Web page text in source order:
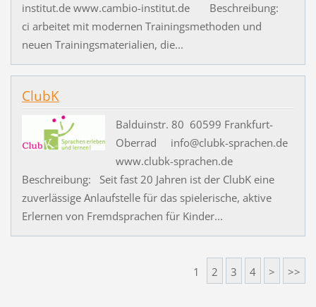
institut.de www.cambio-institut.de Beschreibung:
ci arbeitet mit modernen Trainingsmethoden und
neuen Trainingsmaterialien, die...
ClubK
Balduinstr. 80 60599 Frankfurt-
Oberrad info@clubk-sprachen.de
www.clubk-sprachen.de
Beschreibung: Seit fast 20 Jahren ist der ClubK eine
zuverlässige Anlaufstelle für das spielerische, aktive
Erlernen von Fremdsprachen für Kinder...
1 2 3 4 > >>